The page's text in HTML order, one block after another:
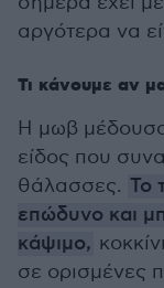
αργότερα να
Τι κάνουμε αν
Η μωβ μέδουσα
είδος που
θάλασσες. Το
επώδυνο και
κάψιμο,
σε ορισμένες